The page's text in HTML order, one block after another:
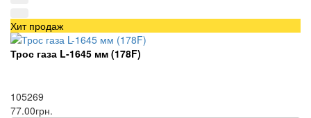
Хит продаж
Трос газа L-1645 мм (178F)
105269
77.00грн.